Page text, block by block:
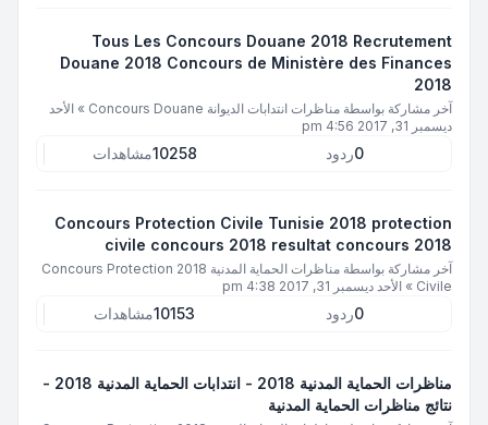
Tous Les Concours Douane 2018 Recrutement
Douane 2018 Concours de Ministère des Finances
2018
آخر مشاركة بواسطة مناظرات انتدابات الديوانة Concours Douane » الأحد
ديسمبر 31, 2017 4:56 pm
0ردود 10258مشاهدات
Concours Protection Civile Tunisie 2018 protection
civile concours 2018 resultat concours 2018
آخر مشاركة بواسطة
مناظرات الحماية المدنية 2018 Concours Protection
Civile
» الأحد ديسمبر 31, 2017 4:38 pm
0ردود 10153مشاهدات
مناظرات الحماية المدنية 2018 - انتدابات الحماية المدنية 2018 -
نتائج مناظرات الحماية المدنية